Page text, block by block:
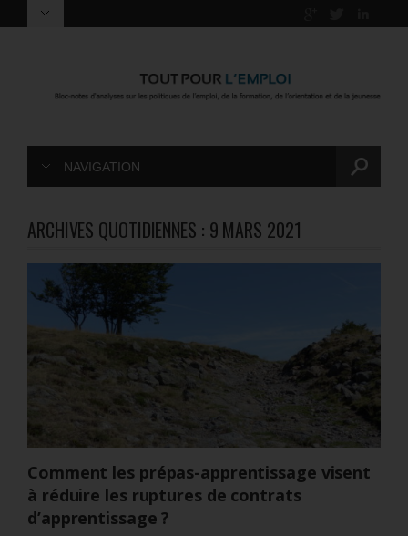
NAVIGATION
ARCHIVES QUOTIDIENNES : 9 MARS 2021
Comment les prépas-apprentissage visent
à réduire les ruptures de contrats
d’apprentissage ?